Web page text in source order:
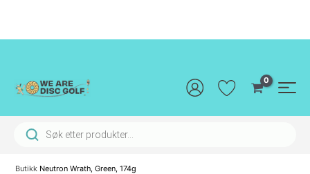
innholdet
Products search
Butikk Neutron Wrath, Green, 174g